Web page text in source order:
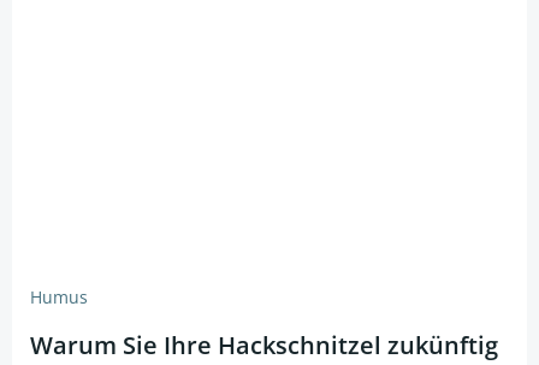
Humus
Warum Sie Ihre Hackschnitzel zukünftig